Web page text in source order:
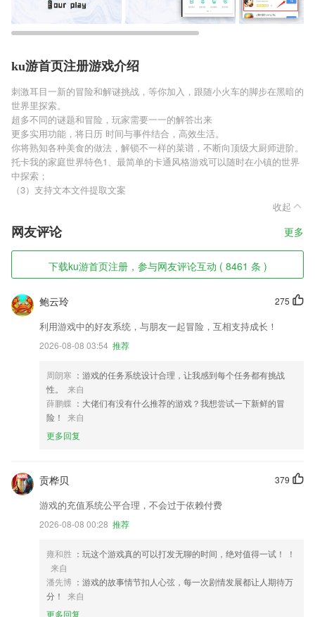
ku游首页注册游戏介绍
刺激耳目一新的冒险和解谜挑战，等你加入，跟随小火车的脚步在黑暗的
世界里探索。
超多不同的谜题和冒险，玩家需要一一的解答出来
更多实用功能，将日历 时间与事件结合，高效生活。
你将熟知各种美食的做法，解锁不一样的菜谱，不断向顶级大厨师进阶。
托卡我的家庭世界特色1、最简单的卡通风格游戏可以随时在小镇的世界
中探索；
（3）支持文本文件提取文案
收起
网友评论 更多
下载ku游首页注册，参与网友评论互动 ( 8461 条 )
275
鲍云玲
利用游戏中的好友系统，与朋友一起冒险，互相支持成长！
2026-08-08 03:54 推荐
周朗寒 ：游戏的任务系统设计合理，让我感到每个任务都有挑战
性。
来自
薛鹏蝶 ：大佬们有没有什么推荐的游戏？我想尝试一下新鲜的冒
险！
来自
更多回复
379
贡桦贝
游戏的充值系统公平合理，不会过于依赖付费
2026-08-08 00:28 推荐
雍和胜 ：玩这个游戏真的可以打发无聊的时间，绝对值得一试！ ！
来自
潘先博 ：游戏的故事情节扣人心弦，每一次剧情发展都让人期待万
分！
来自
更多回复